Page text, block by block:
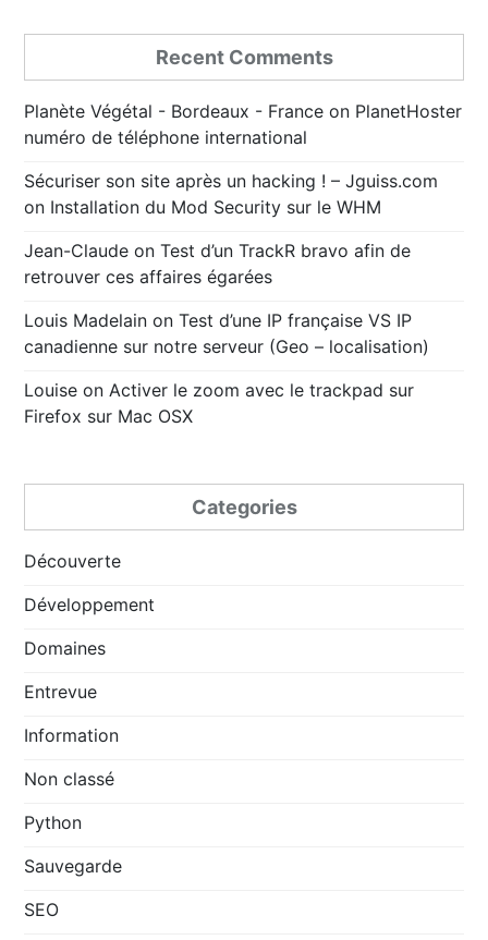
Recent Comments
Planète Végétal - Bordeaux - France on PlanetHoster
numéro de téléphone international
Sécuriser son site après un hacking ! – Jguiss.com
on Installation du Mod Security sur le WHM
Jean-Claude onTest d’un TrackR bravo afin de
retrouver ces affaires égarées
Louis Madelain onTest d’une IP française VS IP
canadienne sur notre serveur (Geo – localisation)
Louise on Activer le zoom avec le trackpad sur
Firefox sur Mac OSX
Categories
Découverte
Développement
Domaines
Entrevue
Information
Non classé
Python
Sauvegarde
SEO